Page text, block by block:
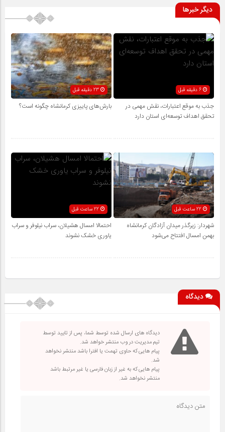
دیگر خبرها
6 دقیقه قبل
جذب به موقع اعتبارات، نقش مهمی در
تحقق اهداف توسعه‌ای استان دارد
بارش‌های پاییزی کرمانشاه چگونه است؟
22 ساعت قبل
شهردار: زیرگذر میدان آزادگان کرمانشاه
بهمن امسال افتتاح می‌شود
احتمالا امسال هشیلان، سراب نیلوفر و سراب
یاوری خشک نشوند
دیدگاه
دیدگاه های ارسال شده توسط شما، پس از تایید توسط
تیم مدیریت در وب منتشر خواهد شد.
پیام هایی که حاوی تهمت یا افترا باشد منتشر نخواهد
شد.
پیام هایی که به غیر از زبان فارسی یا غیر مرتبط باشد
منتشر نخواهد شد.